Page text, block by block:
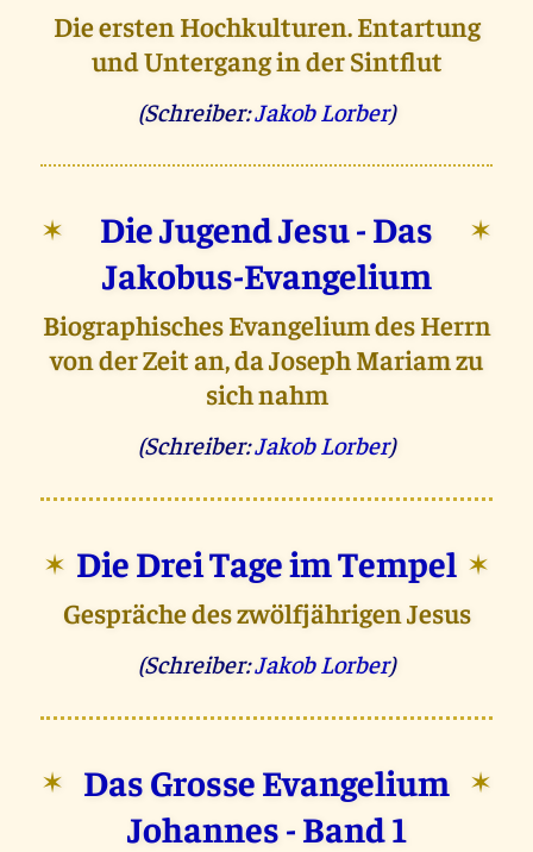
Die ersten Hochkulturen. Entartung
und Untergang in der Sintflut
(Schreiber:Jakob Lorber)
✶
Die Jugend Jesu - Das
Jakobus-Evangelium
✶
Biographisches Evangelium des Herrn
von der Zeit an, da Joseph Mariam zu
sich nahm
(Schreiber:Jakob Lorber)
✶ Die Drei Tage im Tempel ✶
Gespräche des zwölfjährigen Jesus
(Schreiber:Jakob Lorber)
✶
Das Grosse Evangelium
Johannes - Band 1
✶